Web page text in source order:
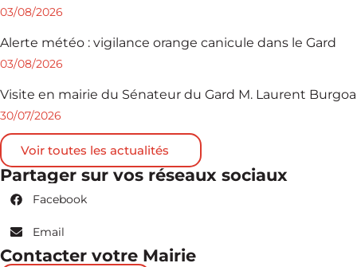
03/08/2026
Alerte météo : vigilance orange canicule dans le Gard
03/08/2026
Visite en mairie du Sénateur du Gard M. Laurent Burgoa
30/07/2026
Voir toutes les actualités
Partager sur vos réseaux sociaux
Facebook
Email
Contacter votre Mairie